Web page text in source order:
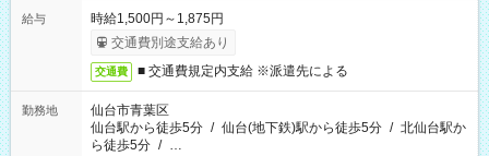
給与
時給1,500円～1,875円
交通費別途支給あり
交通費 ■ 交通費規定内支給 ※派遣先による
勤務地
仙台市青葉区
仙台駅から徒歩5分 / 仙台(地下鉄)駅から徒歩5分 / 北仙台駅か
ら徒歩5分 / …